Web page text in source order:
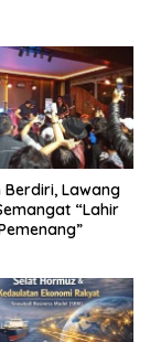
Berdiri, Lawang
“Lahir